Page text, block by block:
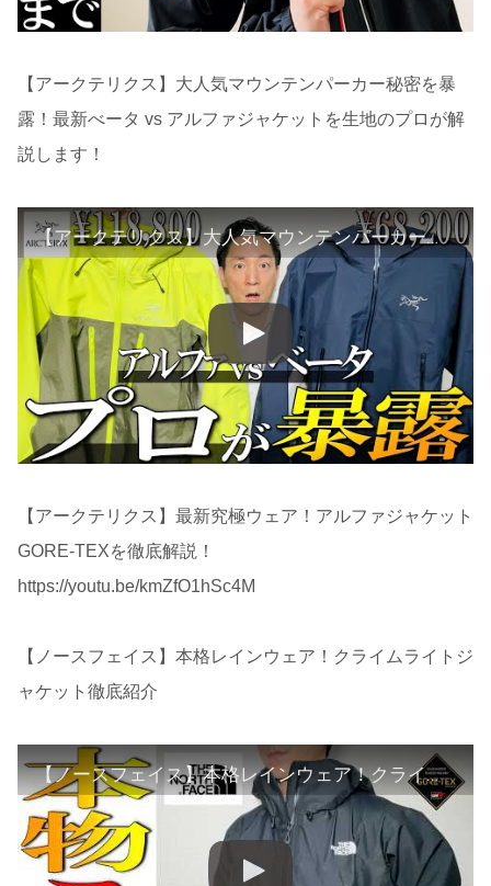
【アークテリクス】大人気マウンテンパーカー秘密を暴
露！最新べータ vs アルファジャケットを生地のプロが解
説します！
【アークテリクス】大人気マウンテンパーカー秘密を暴露！最新べータ vs アルファジャケットを生地のプロが解説します！
【アークテリクス】最新究極ウェア！アルファジャケット
GORE-TEXを徹底解説！
https://youtu.be/kmZfO1hSc4M
【ノースフェイス】本格レインウェア！クライムライトジ
ャケット徹底紹介
【ノースフェイス】本格レインウェア！クライムライトジャケット徹底紹介